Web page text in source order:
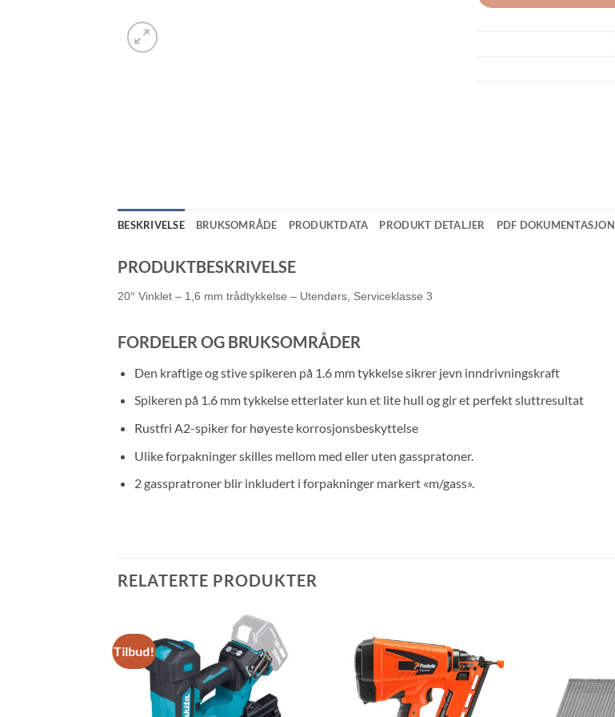
BESKRIVELSE BRUKSOMRÅDE PRODUKTDATA PRODUKT DETALJER PDF DOKUMENTASJON
PRODUKTBESKRIVELSE
20° Vinklet – 1,6 mm trådtykkelse – Utendørs, Serviceklasse 3
FORDELER OG BRUKSOMRÅDER
Den kraftige og stive spikeren på 1.6 mm tykkelse sikrer jevn inndrivningskraft
Spikeren på 1.6 mm tykkelse etterlater kun et lite hull og gir et perfekt sluttresultat
Rustfri A2-spiker for høyeste korrosjonsbeskyttelse
Ulike forpakninger skilles mellom med eller uten gasspratoner.
2 gasspratroner blir inkludert i forpakninger markert «m/gass».
RELATERTE PRODUKTER
Tilbud!